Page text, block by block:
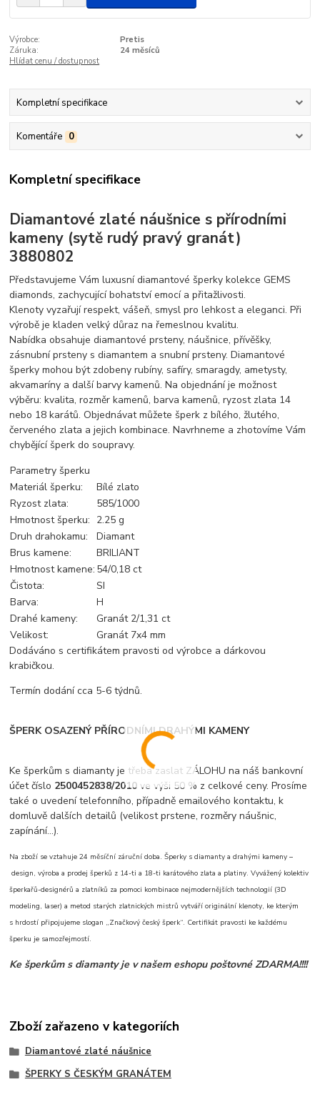
Výrobce:
Pretis
Záruka:
24 měsíců
Hlídat cenu / dostupnost
Kompletní specifikace
Komentáře 0
Kompletní specifikace
Diamantové zlaté náušnice s přírodními
kameny (sytě rudý pravý granát)
3880802
Představujeme Vám luxusní diamantové šperky kolekce GEMS
diamonds, zachycující bohatství emocí a přitažlivosti.
Klenoty vyzařují respekt, vášeň, smysl pro lehkost a eleganci. Při
výrobě je kladen velký důraz na řemeslnou kvalitu.
Nabídka obsahuje diamantové prsteny, náušnice, přívěšky,
zásnubní prsteny s diamantem a snubní prsteny. Diamantové
šperky mohou být zdobeny rubíny, safíry, smaragdy, ametysty,
akvamaríny a další barvy kamenů. Na objednání je možnost
výběru: kvalita, rozměr kamenů, barva kamenů, ryzost zlata 14
nebo 18 karátů. Objednávat můžete šperk z bílého, žlutého,
červeného zlata a jejich kombinace. Navrhneme a zhotovíme Vám
chybějící šperk do soupravy.
Parametry šperku
Materiál šperku:
Bílé zlato
Ryzost zlata:
585/1000
Hmotnost šperku: 2.25 g
Druh drahokamu:
Diamant
Brus kamene:
BRILIANT
Hmotnost kamene: 54/0,18 ct
Čistota:
SI
Barva:
H
Drahé kameny:
Granát 2/1,31 ct
Velikost:
Granát 7x4 mm
Dodáváno s certifikátem pravosti od výrobce a dárkovou
krabičkou.
Termín dodání cca 5-6 týdnů.
ŠPERK OSAZENÝ PŘÍRODNÍMI DRAHÝMI KAMENY
Ke šperkům s diamanty je třeba zaslat ZÁLOHU na náš bankovní
účet číslo 2500452838/2010 ve výši 50 % z celkové ceny. Prosíme
také o uvedení telefonního, případně emailového kontaktu, k
domluvě dalších detailů (velikost prstene, rozměry náušnic,
zapínání...).
Na zboží se vztahuje 24 měsíční záruční doba. Šperky s diamanty a drahými kameny –
design, výroba a prodej šperků z 14-ti a 18-ti karátového zlata a platiny. Vyvážený kolektiv
šperkařů-designérů a zlatníků za pomoci kombinace nejmodernějších technologií (3D
modeling, laser) a metod starých zlatnických mistrů vytváří originální klenoty, ke kterým
s hrdostí připojujeme slogan „Značkový český šperk“. Certifikát pravosti ke každému
šperku je samozřejmostí.
Ke šperkům s diamanty je v našem eshopu poštovné ZDARMA!!!!
Zboží zařazeno v kategoriích
Diamantové zlaté náušnice
ŠPERKY S ČESKÝM GRANÁTEM